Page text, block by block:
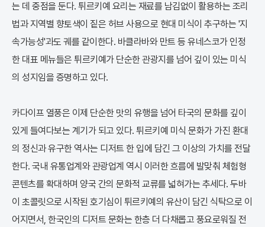
는 데 중점을 둔다. 튀르키예 요리는 재료를 남김없이 활용하는 조리
법과 지역별 향토색이 짙은 허브 사용으로 현대 미식이 추구하는 '지
속가능성'과도 궤를 같이한다. 바클라바와 만트 등 유네스코가 인정
한 대표 메뉴들은 튀르키예가 단순한 관광지를 넘어 깊이 있는 미식
의 성지임을 증명하고 있다.
카다이프 열풍은 이제 단순한 맛의 유행을 넘어 타국의 문화를 깊이
있게 들여다보는 계기가 되고 있다. 튀르키예 미식 문화가 가진 환대
의 정신과 유구한 역사는 디저트 한 입에 담긴 그 이상의 가치를 전달
한다. 국내 유통업계와 관광업계 역시 이러한 흐름에 발맞춰 체험형
콘텐츠를 확대하며 양국 간의 문화적 교류를 넓혀가는 추세다. 두바
이 초콜릿으로 시작된 호기심이 튀르키예의 유산이 담긴 식탁으로 이
어지면서, 한국인의 디저트 문화는 한층 더 다채롭고 풍요로워질 전